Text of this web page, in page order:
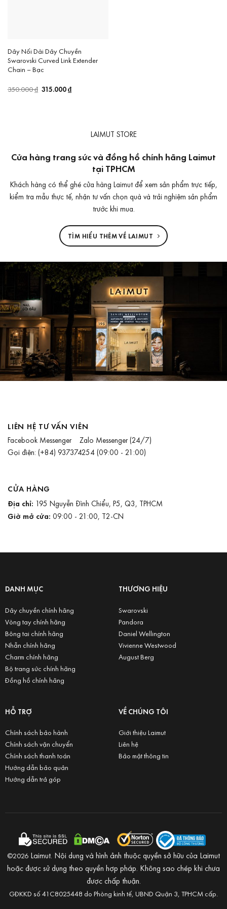
Dây Nối Dài Dây Chuyền
Swarovski Curved Link Extender
Chain – Bạc
350.000₫ Giá
315.000₫
LAIMUT STORE
Cửa hàng trang sức và đồng hồ chính hãng Laimut
tại TPHCM
Khách hàng có thể ghé cửa hàng Laimut để xem sản phẩm trực tiếp,
kiểm tra mẫu thực tế, nhận tư vấn chọn quà và trải nghiệm sản phẩm
trước khi mua.
TÌM HIỂU THÊM VỀ LAIMUT
LIÊN HỆ TƯ VẤN VIÊN
Facebook Messenger Zalo Messenger(24/7)
Gọi điện: (+84) 937374254(09:00 - 21:00)
CỬA HÀNG
Địa chỉ: 195 Nguyễn Đình Chiểu, P5, Q3, TPHCM
Giờ mở cửa: 09:00 - 21:00, T2-CN
DANH MỤC
Dây chuyền chính hãng
Vòng tay chính hãng
Bông tai chính hãng
Nhẫn chính hãng
Charm chính hãng
Bộ trang sức chính hãng
Đồng hồ chính hãng
THƯƠNG HIỆU
Swarovski
Pandora
Daniel Wellington
Vivienne Westwood
August Berg
HỖ TRỢ
Chính sách bảo hành
Chính sách vận chuyển
Chính sách thanh toán
Hướng dẫn bảo quản
Hướng dẫn trả góp
VỀ CHÚNG TÔI
Giới thiệu Laimut
Liên hệ
Bảo mật thông tin
©2026 Laimut. Nội dung và hình ảnh thuộc quyền sở hữu của Laimut
hoặc được sử dụng theo quyền hợp pháp. Không sao chép khi chưa
được chấp thuận.
GĐKKD số 41C8025448 do Phòng kinh tế, UBND Quận 3, TPHCM cấp.